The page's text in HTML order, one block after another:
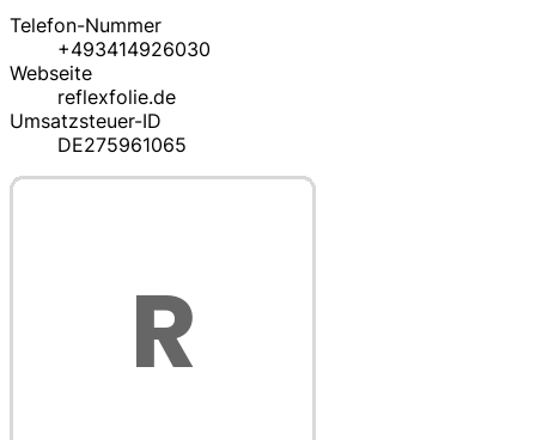
Telefon-Nummer
+493414926030
Webseite
reflexfolie.de
Umsatzsteuer-ID
DE275961065